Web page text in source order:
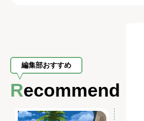
編集部おすすめ
Recommend